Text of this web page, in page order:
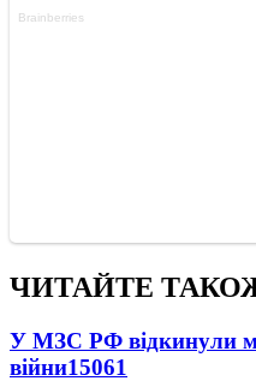
ЧИТАЙТЕ
У МЗС РФ відкинули
війни15061